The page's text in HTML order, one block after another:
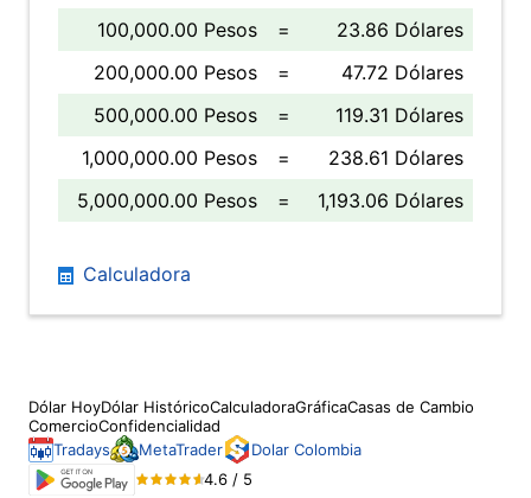
100,000.00 Pesos
=
23.86 Dólares
200,000.00 Pesos
=
47.72 Dólares
500,000.00 Pesos
=
119.31 Dólares
1,000,000.00 Pesos
=
238.61 Dólares
5,000,000.00 Pesos
= 1,193.06 Dólares
Calculadora
Dólar HoyDólar HistóricoCalculadoraGráficaCasas de Cambio
ComercioConfidencialidad
Tradays
MetaTrader
Dolar Colombia
4.6 / 5